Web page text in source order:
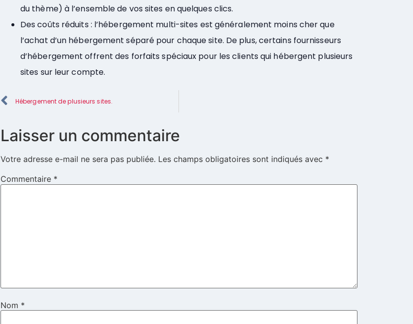
du thème) à l’ensemble de vos sites en quelques clics.
Des coûts réduits : l’hébergement multi-sites est généralement moins cher que
l’achat d’un hébergement séparé pour chaque site. De plus, certains fournisseurs
d’hébergement offrent des forfaits spéciaux pour les clients qui hébergent plusieurs
sites sur leur compte.
Hébergement de plusieurs sites.
Laisser un commentaire
Votre adresse e-mail ne sera pas publiée. Les champs obligatoires sont indiqués avec *
Commentaire *
Nom *